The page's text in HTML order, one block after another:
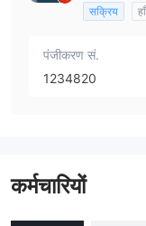
सक्रिय
पंजीकरण सं.
1234820
कर्मचारियों